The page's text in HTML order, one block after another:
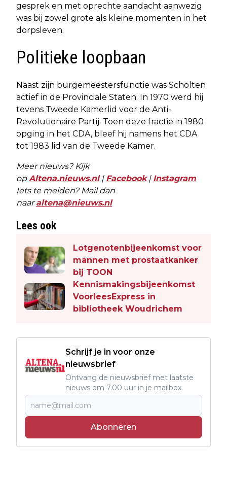
gesprek en met oprechte aandacht aanwezig
was bij zowel grote als kleine momenten in het
dorpsleven.
Politieke loopbaan
Naast zijn burgemeestersfunctie was Scholten
actief in de Provinciale Staten. In 1970 werd hij
tevens Tweede Kamerlid voor de Anti-
Revolutionaire Partij. Toen deze fractie in 1980
opging in het CDA, bleef hij namens het CDA
tot 1983 lid van de Tweede Kamer.
Meer nieuws? Kijk
opAltena.nieuws.nl| Facebook| Instagram
Iets te melden? Mail dan
naaraltena@nieuws.nl
Lees ook
Lotgenotenbijeenkomst voor
mannen met prostaatkanker
bij TOON
Kennismakingsbijeenkomst
VoorleesExpress in
bibliotheek Woudrichem
Schrijf je in voor onze
nieuwsbrief
Ontvang de nieuwsbrief met laatste
nieuws om 7.00 uur in je mailbox.
Abonneren